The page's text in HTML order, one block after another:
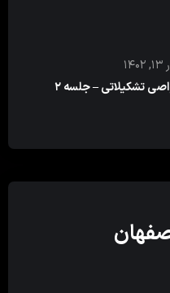
تشکیلاتی – جلسه ۲